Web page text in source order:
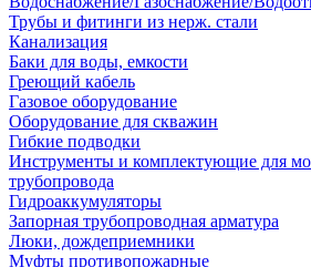
Трубы и фитинги из нерж. стали
Канализация
Баки для воды, емкости
Греющий кабель
Газовое оборудование
Оборудование для скважин
Гибкие подводки
Инструменты и комплектующие для
трубопровода
Гидроаккумуляторы
Запорная трубопроводная арматура
Люки, дождеприемники
Муфты противопожарные